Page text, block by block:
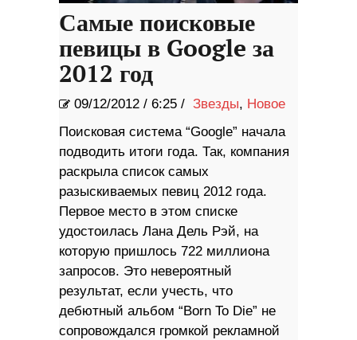
Самые поисковые
певицы в Google за
2012 год
09/12/2012 / 6:25 / Звезды, Новое
Поисковая система “Google” начала
подводить итоги года. Так, компания
раскрыла список самых
разыскиваемых певиц 2012 года.
Первое место в этом списке
удостоилась Лана Дель Рэй, на
которую пришлось 722 миллиона
запросов. Это невероятный
результат, если учесть, что
дебютный альбом “Born To Die” не
сопровождался громкой рекламной